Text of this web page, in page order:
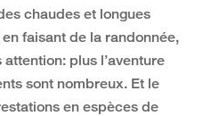
chaudes et longues
faisant de la randonnée,
plus l’aventure
sont nombreux. Et le
en espèces de